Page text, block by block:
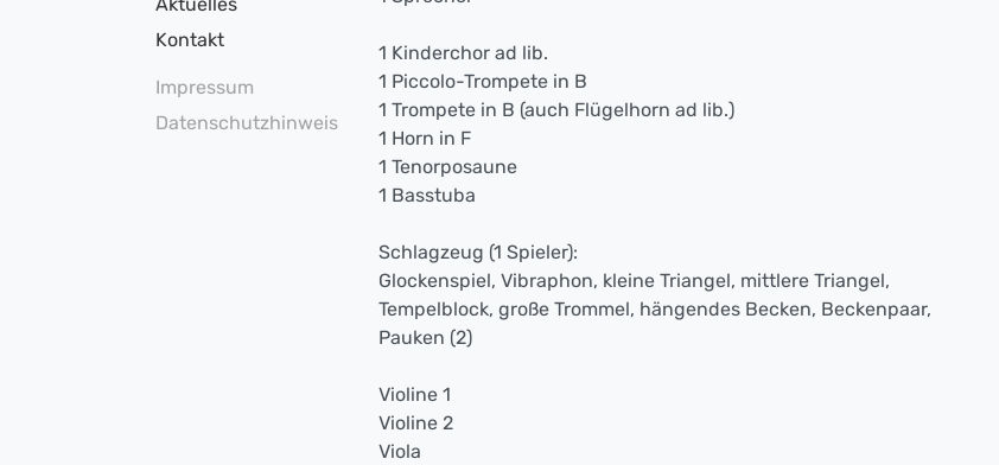
Kontakt
Impressum
Datenschutzhinweis
1 Kinderchor ad lib.
1 Piccolo-Trompete in B
1 Trompete in B (auch Flügelhorn ad lib.)
1 Horn in F
1 Tenorposaune
1 Basstuba
Schlagzeug (1 Spieler):
Glockenspiel, Vibraphon, kleine Triangel, mittlere Triangel,
Tempelblock, große Trommel, hängendes Becken, Beckenpaar,
Pauken (2)
Violine 1
Violine 2
Viola